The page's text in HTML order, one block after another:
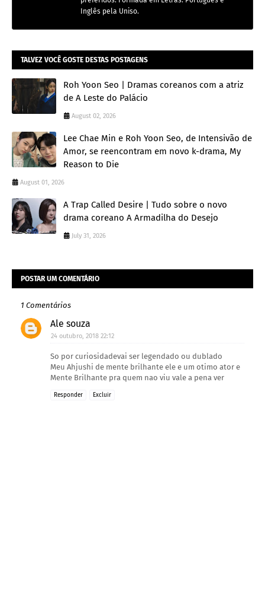
Inglês pela Uniso.
TALVEZ VOCÊ GOSTE DESTAS POSTAGENS
Roh Yoon Seo | Dramas coreanos com a atriz
de A Leste do Palácio
August 02, 2026
Lee Chae Min e Roh Yoon Seo, de Intensivão de
Amor, se reencontram em novo k-drama, My
Reason to Die
August 01, 2026
A Trap Called Desire | Tudo sobre o novo
drama coreano A Armadilha do Desejo
July 31, 2026
POSTAR UM COMENTÁRIO
1 Comentários
Ale souza
24 outubro, 2018 22:12
So por curiosidadevai ser legendado ou dublado
Meu Ahjushi de mente brilhante ele e um otimo ator e
Mente Brilhante pra quem nao viu vale a pena ver
Responder Excluir